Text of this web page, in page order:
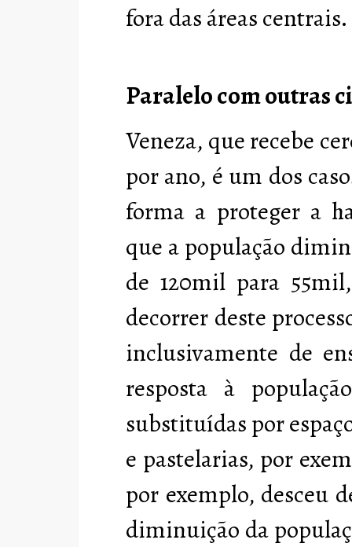
fora das áreas centrais.
Paralelo com outras
Veneza, que recebe
por ano, é um dos
forma a proteger a
que a população
de 120mil para
decorrer deste
inclusivamente de
resposta à
substituídas por
e pastelarias, por
por exemplo, desceu
diminuição da